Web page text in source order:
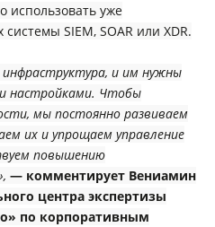
использовать уже
SIEM, SOAR или XDR.
и им нужны
настройками. Чтобы
мы постоянно развиваем
их и упрощаем управление
повышению
― комментирует Вениамин
центра экспертизы
по корпоративным